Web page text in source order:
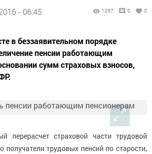
- 06:45 1267 0 0
в беззаявительном порядке
пенсии работающим
сумм страховых взносов,
перерасчет страховой части трудовой
получатели трудовых пенсий по старости,